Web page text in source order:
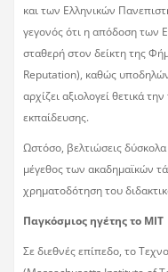
και των Ελληνικών
γεγονός ότι η απόδοση των
σταθερή στον δείκτη της
Reputation), καθώς
αρχίζει αξιολογεί θετικά
εκπαίδευσης.
Ωστόσο, βελτιώσεις
μέγεθος των ακαδημαϊκών
χρηματοδότηση του
Παγκόσμιος ηγέτης το ΜΙΤ
Σε διεθνές επίπεδο, το